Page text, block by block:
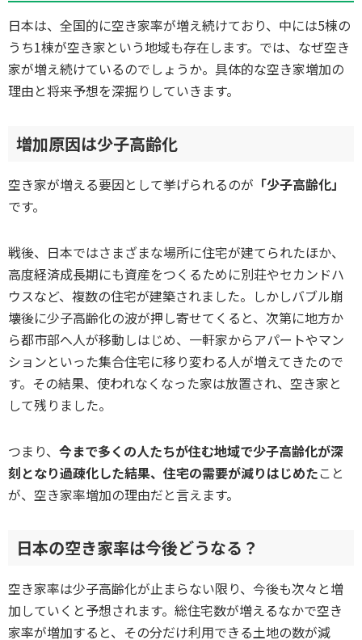
日本は、全国的に空き家率が増え続けており、中には5棟の
うち1棟が空き家という地域も存在します。では、なぜ空き
家が増え続けているのでしょうか。具体的な空き家増加の
理由と将来予想を深掘りしていきます。
増加原因は少子高齢化
空き家が増える要因として挙げられるのが 「少子高齢化」
です。
戦後、日本ではさまざまな場所に住宅が建てられたほか、
高度経済成長期にも資産をつくるために別荘やセカンドハ
ウスなど、複数の住宅が建築されました。しかしバブル崩
壊後に少子高齢化の波が押し寄せてくると、次第に地方か
ら都市部へ人が移動しはじめ、一軒家からアパートやマン
ションといった集合住宅に移り変わる人が増えてきたので
す。その結果、使われなくなった家は放置され、空き家と
して残りました。
つまり、 今まで多くの人たちが住む地域で少子高齢化が深
刻となり過疎化した結果、住宅の需要が減りはじめたこと
が、空き家率増加の理由だと言えます。
日本の空き家率は今後どうなる？
空き家率は少子高齢化が止まらない限り、今後も次々と増
加していくと予想されます。総住宅数が増えるなかで空き
家率が増加すると、その分だけ利用できる土地の数が減